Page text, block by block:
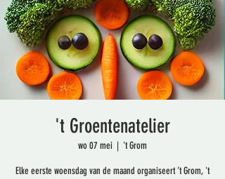
't Groentenatelier
wo 07 mei
  |
't Grom
Elke eerste woensdag van de maand organiseert ’t Grom, 't